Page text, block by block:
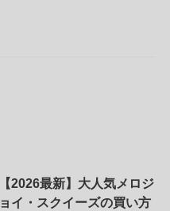
【2026最新】大人気メロジ
ョイ・スクイーズの買い方